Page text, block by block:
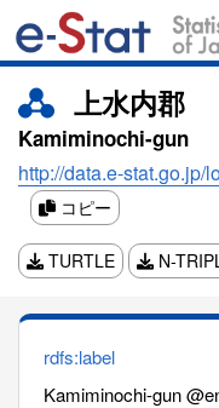
上水内郡
Kamiminochi-gun
http://data.e-stat.go.jp/
コピー
TURTLE N-
rdfs:label
Kamiminochi-gun